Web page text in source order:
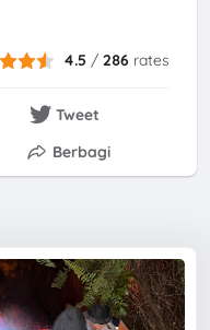
4.5 /286 rates
Tweet
Berbagi